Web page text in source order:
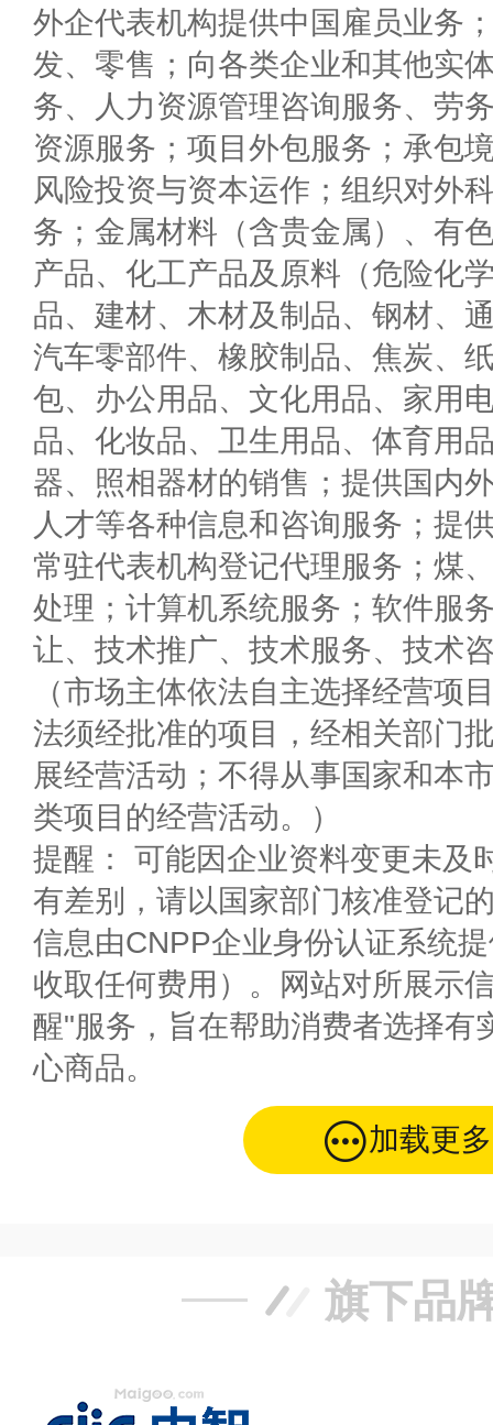
外企代表机构提供中国雇员业务
发、零售；向各类企业和其他实
务、人力资源管理咨询服务、劳
资源服务；项目外包服务；承包
风险投资与资本运作；组织对外
务；金属材料（含贵金属）、有
产品、化工产品及原料（危险化
品、建材、木材及制品、钢材、
汽车零部件、橡胶制品、焦炭、
包、办公用品、文化用品、家用
品、化妆品、卫生用品、体育用
器、照相器材的销售；提供国内
人才等各种信息和咨询服务；提
常驻代表机构登记代理服务；煤
处理；计算机系统服务；软件服
让、技术推广、技术服务、技术
（市场主体依法自主选择经营项
法须经批准的项目，经相关部门
展经营活动；不得从事国家和本
类项目的经营活动。）
提醒： 可能因企业资料变更未及
有差别，请以国家部门核准登记
信息由CNPP企业身份认证系统
收取任何费用）。网站对所展示
醒"服务，旨在帮助消费者选择有
心商品。
加载更多
旗下品